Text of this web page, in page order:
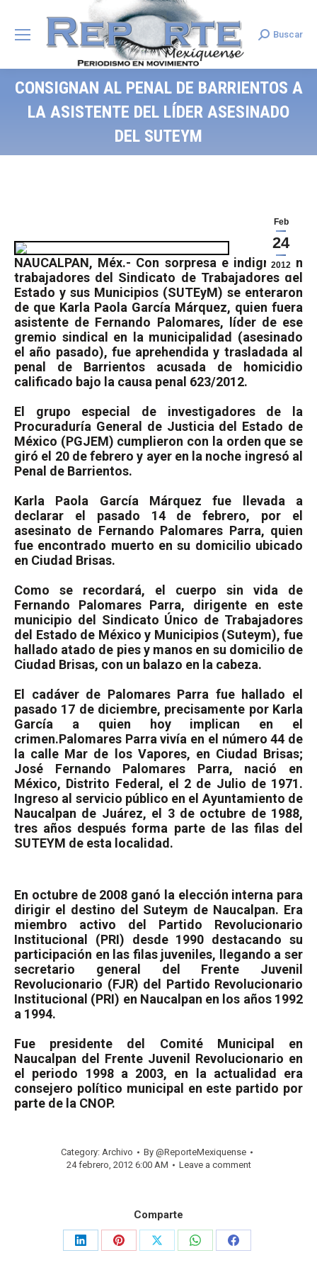
Search:
Buscar
CONSIGNAN AL PENAL DE BARRIENTOS A
LA ASISTENTE DEL LÍDER ASESINADO
DEL SUTEYM
Feb
24
2012
NAUCALPAN, Méx.- Con sorpresa e indignación
trabajadores del Sindicato de Trabajadores del
Estado y sus Municipios (SUTEyM) se enteraron
de que Karla Paola García Márquez, quien fuera
asistente de Fernando Palomares, líder de ese
gremio sindical en la municipalidad (asesinado
el año pasado), fue aprehendida y trasladada al
penal de Barrientos acusada de homicidio
calificado bajo la causa penal 623/2012.
El grupo especial de investigadores de la
Procuraduría General de Justicia del Estado de
México (PGJEM) cumplieron con la orden que se
giró el 20 de febrero y ayer en la noche ingresó al
Penal de Barrientos.
Karla Paola García Márquez fue llevada a
declarar el pasado 14 de febrero, por el
asesinato de Fernando Palomares Parra, quien
fue encontrado muerto en su domicilio ubicado
en Ciudad Brisas.
Como se recordará, el cuerpo sin vida de
Fernando Palomares Parra, dirigente en este
municipio del Sindicato Único de Trabajadores
del Estado de México y Municipios (Suteym), fue
hallado atado de pies y manos en su domicilio de
Ciudad Brisas, con un balazo en la cabeza.
El cadáver de Palomares Parra fue hallado el
pasado 17 de diciembre, precisamente por Karla
García a quien hoy implican en el
crimen.Palomares Parra vivía en el número 44 de
la calle Mar de los Vapores, en Ciudad Brisas;
José Fernando Palomares Parra, nació en
México, Distrito Federal, el 2 de Julio de 1971.
Ingreso al servicio público en el Ayuntamiento de
Naucalpan de Juárez, el 3 de octubre de 1988,
tres años después forma parte de las filas del
SUTEYM de esta localidad.
En octubre de 2008 ganó la elección interna para
dirigir el destino del Suteym de Naucalpan. Era
miembro activo del Partido Revolucionario
Institucional (PRI) desde 1990 destacando su
participación en las filas juveniles, llegando a ser
secretario general del Frente Juvenil
Revolucionario (FJR) del Partido Revolucionario
Institucional (PRI) en Naucalpan en los años 1992
a 1994.
Fue presidente del Comité Municipal en
Naucalpan del Frente Juvenil Revolucionario en
el periodo 1998 a 2003, en la actualidad era
consejero político municipal en este partido por
parte de la CNOP.
Category: Archivo By @ReporteMexiquense
24 febrero, 2012 6:00 AM
Leave a comment
Comparte
Share
Share
Share
Share
Share